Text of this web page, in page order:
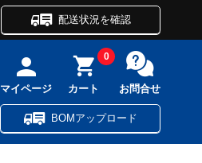
配送状況を確認
マイページ カート
0
お問合せ
BOMアップロード